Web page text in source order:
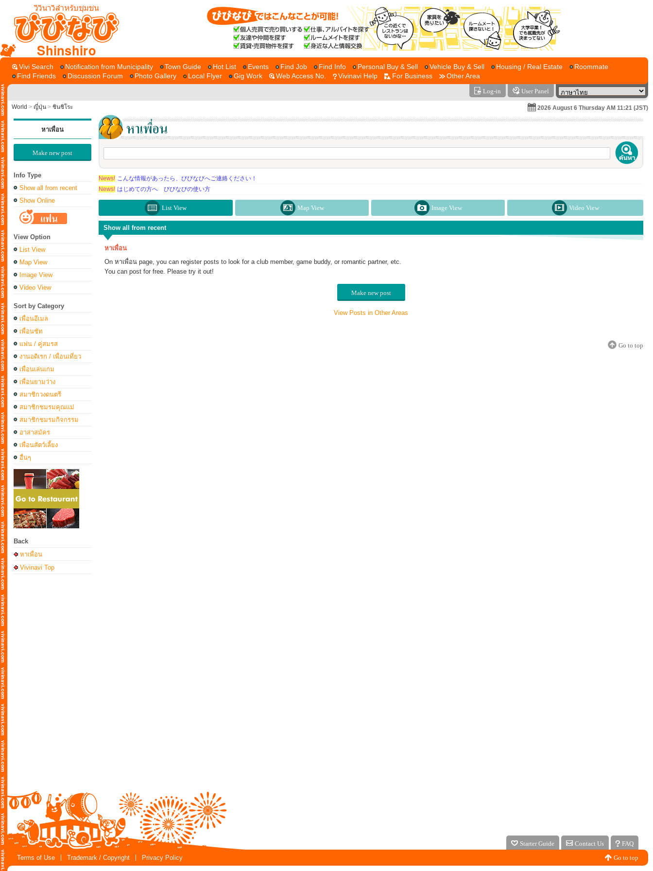
Shinshiro
Vivi Search Notification from Municipality Town Guide Hot List Events Find Job Find Info Personal Buy & Sell Vehicle Buy & Sell Housing / Real Estate
Roommate
Find Friends
Discussion Forum Photo Gallery Local Flyer Gig Work Web Access No. Vivinavi Help For Business Other Area
Log-in User Panel
World > ญี่ปุ่น > ชินชิโระ 2026 August 6 Thursday AM 11:21 (JST)
หาเพื่อน
Make new post
Info Type
Show all from recent
Show Online
View Option
List View
Map View
Image View
Video View
Sort by Category
เพื่อนอีเมล
เพื่อนชัท
แฟน / คู่สมรส
งานอดิเรก / เพื่อนเที่ยว
เพื่อนเล่นเกม
เพื่อนยามว่าง
สมาชิกวงดนตรี
สมาชิกชมรมคุณแม่
สมาชิกชมรมกิจกรรม
อาสาสมัคร
เพื่อนสัตว์เลี้ยง
อื่นๆ
Back
หาเพื่อน
Vivinavi Top
News! こんな情報があったら、びびなびへご連絡ください！
News! はじめての方へ びびなびの使い方
List View Map View Image View Video View
Show all from recent
หาเพื่อน
On หาเพื่อน page, you can register posts to look for a club member, game buddy, or romantic partner, etc.
You can post for free. Please try it out!
Make new post
View Posts in Other Areas
Go to top
Starter Guide Contact Us
FAQ
Terms of Use
Trademark / Copyright Privacy Policy Go to top